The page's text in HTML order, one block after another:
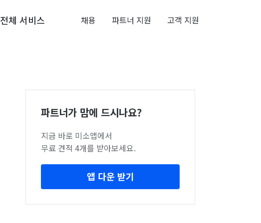
전체 서비스 채용 파트너 지원 고객 지원
파트너가 맘에 드시나요?
지금 바로 미소앱에서
무료 견적 4개를 받아보세요.
앱 다운 받기